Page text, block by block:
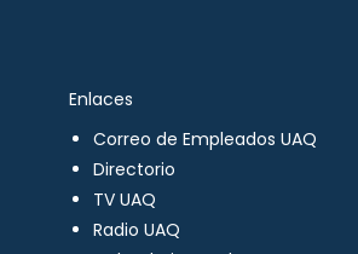
Enlaces
Correo de Empleados UAQ
Directorio
TV UAQ
Radio UAQ